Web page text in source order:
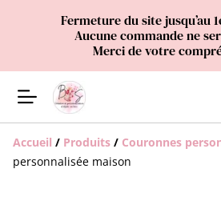
Fermeture du site jusqu’au
Aucune commande ne
Merci de votre
Accueil / Produits / Couronnes
personnalisée maison